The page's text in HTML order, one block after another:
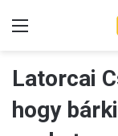
Latorcai
hogy